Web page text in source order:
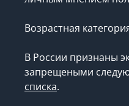
Возрастная
В России признаны
запрещеными
списка.